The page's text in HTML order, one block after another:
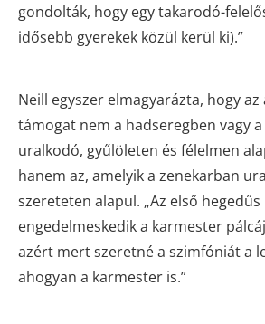
gondolták, hogy egy takarodó-
idősebb gyerekek közül kerül ki).”
Neill egyszer elmagyarázta, hogy
támogat nem a hadseregben vagy
uralkodó, gyűlöleten és félelmen
hanem az, amelyik a zenekarban
szereteten alapul. „Az első
engedelmeskedik a karmester
azért mert szeretné a szimfóniát a
ahogyan a karmester is.”